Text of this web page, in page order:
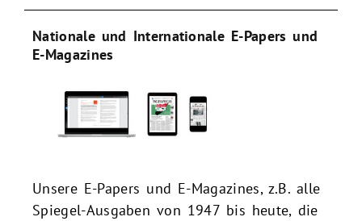
Nationale und Internationale E-Papers und
E-Magazines
Unsere E-Papers und E-Magazines, z.B. alle
Spiegel-Ausgaben von 1947 bis heute, die